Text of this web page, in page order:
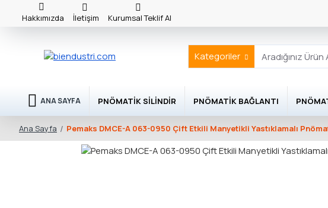
Hakkımızda İletişim Kurumsal Teklif Al
Kategoriler
ANA SAYFA PNÖMATIK SILINDIR PNÖMATIK BAĞLANTI
Ana Sayfa Pemaks DMCE-A 063-0950 Çift Etkili Manyetikli Yastıklamalı